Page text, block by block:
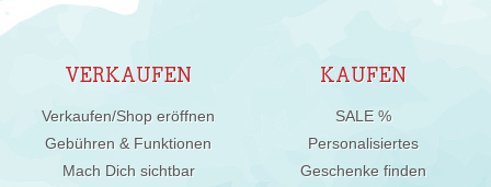
VERKAUFEN
Verkaufen/Shop eröffnen
Gebühren & Funktionen
Mach Dich sichtbar
KAUFEN
SALE %
Personalisiertes
Geschenke finden